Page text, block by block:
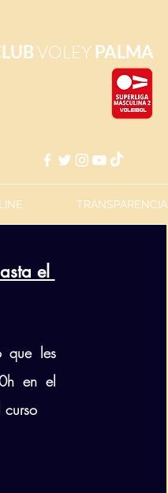
VOLEY PALMA
TRANSPARENCIA
el
que les
en el
curso